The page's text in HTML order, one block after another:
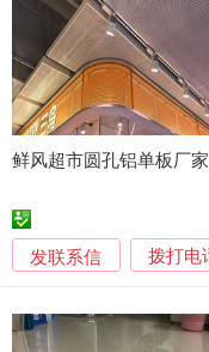
发联系信 拨打电